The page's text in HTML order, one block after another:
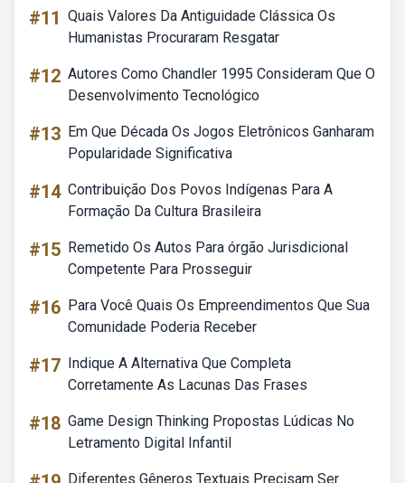
#11 Quais Valores Da Antiguidade Clássica Os
Humanistas Procuraram Resgatar
#12 Autores Como Chandler 1995 Consideram Que O
Desenvolvimento Tecnológico
#13 Em Que Década Os Jogos Eletrônicos Ganharam
Popularidade Significativa
#14 Contribuição Dos Povos Indígenas Para A
Formação Da Cultura Brasileira
#15 Remetido Os Autos Para órgão Jurisdicional
Competente Para Prosseguir
#16 Para Você Quais Os Empreendimentos Que Sua
Comunidade Poderia Receber
#17 Indique A Alternativa Que Completa
Corretamente As Lacunas Das Frases
#18 Game Design Thinking Propostas Lúdicas No
Letramento Digital Infantil
Diferentes Gêneros Textuais Precisam Ser